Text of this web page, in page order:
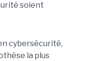
soient
cybersécurité,
la plus